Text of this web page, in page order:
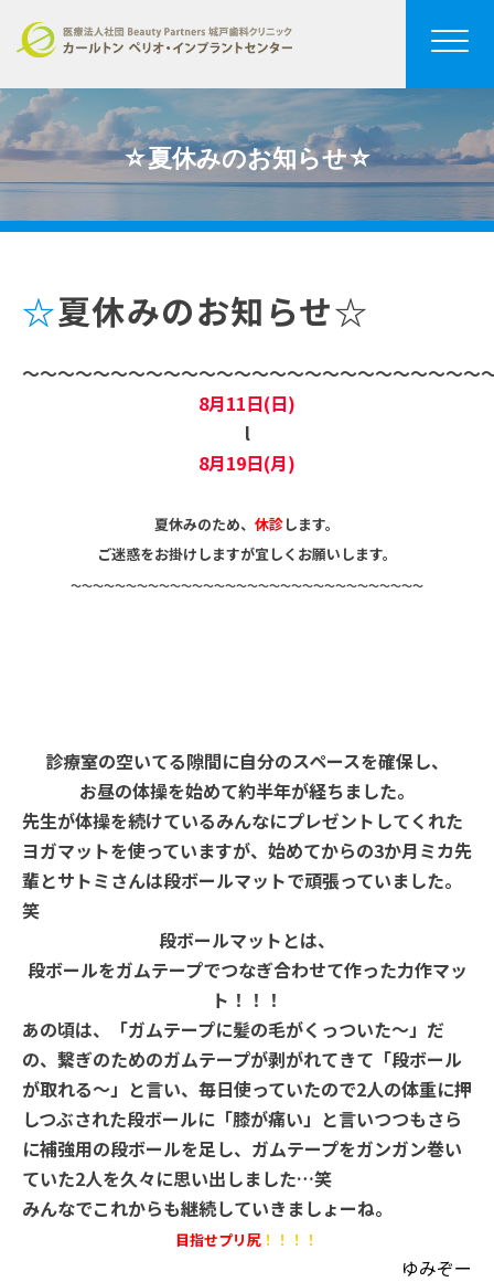
☆夏休みのお知らせ☆
☆夏休みのお知らせ☆
〜〜〜〜〜〜〜〜〜〜〜〜〜〜〜〜〜〜〜〜〜〜〜〜〜〜
8月11日(日)
l
8月19日(月)
夏休みのため、 休診します。
ご迷惑をお掛けしますが宜しくお願いします。
〜〜〜〜〜〜〜〜〜〜〜〜〜〜〜〜〜〜〜〜〜〜〜〜〜〜〜〜〜〜〜〜
診療室の空いてる隙間に自分のスペースを確保し、
お昼の体操を始めて約半年が経ちました。
先生が体操を続けているみんなにプレゼントしてくれた
ヨガマットを使っていますが、始めてからの3か月ミカ先
輩とサトミさんは段ボールマットで頑張っていました。
笑
段ボールマットとは、
段ボールをガムテープでつなぎ合わせて作った力作マッ
ト！！！
あの頃は、「ガムテープに髪の毛がくっついた〜」だ
の、繋ぎのためのガムテープが剥がれてきて「段ボール
が取れる〜」と言い、毎日使っていたので2人の体重に押
しつぶされた段ボールに「膝が痛い」と言いつつもさら
に補強用の段ボールを足し、ガムテープをガンガン巻い
ていた2人を久々に思い出しました…笑
みんなでこれからも継続していきましょーね。
目指せプリ尻 ！！！！
ゆみぞー